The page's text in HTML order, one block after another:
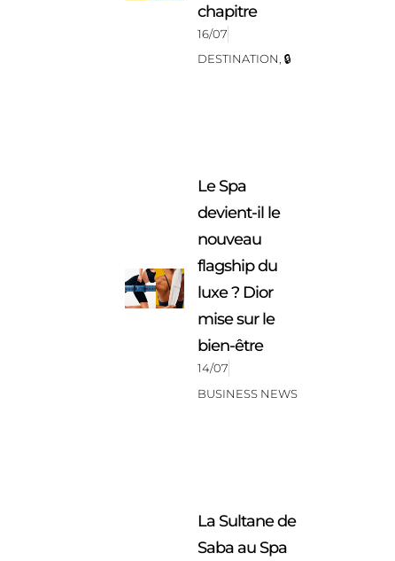
chapitre
16/07
DESTINATION,🔒
Le Spa
devient-il le
nouveau
flagship du
luxe ? Dior
mise sur le
bien-être
14/07
BUSINESS NEWS
La Sultane de
Saba au Spa